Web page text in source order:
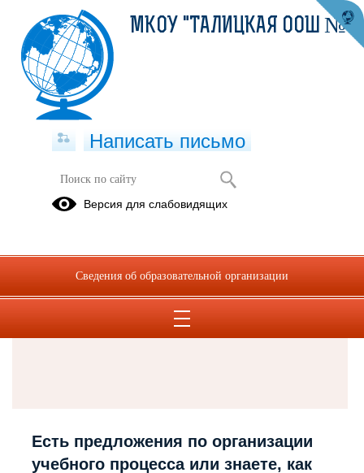
Есть предложения по организации
учебного процесса или знаете, как
МКОУ "ТАЛИЦКАЯ ООШ №8"
Написать письмо
Версия для слабовидящих
Сведения об образовательной организации